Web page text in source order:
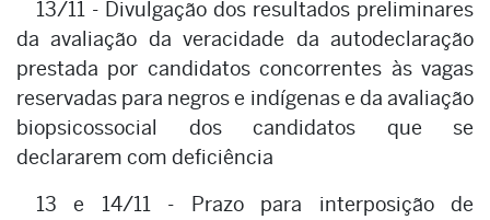
13/11 - Divulgação dos resultados preliminares
da avaliação da veracidade da autodeclaração
prestada por candidatos concorrentes às vagas
reservadas para negros e indígenas e da avaliação
biopsicossocial dos candidatos que se
declararem com deficiência
13 e 14/11 - Prazo para interposição de